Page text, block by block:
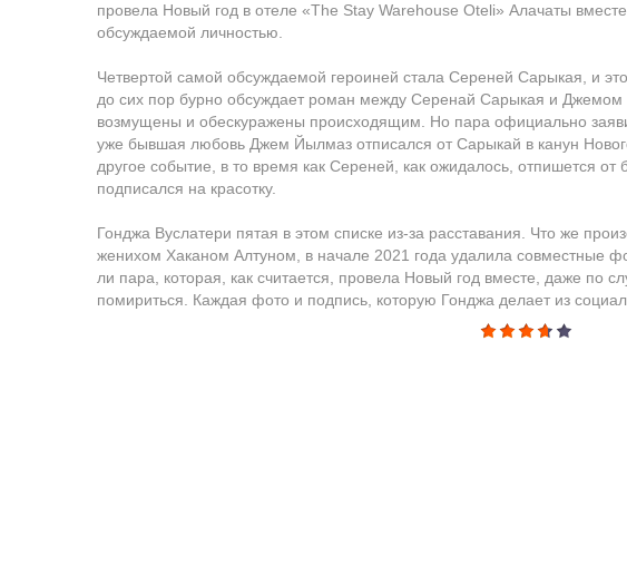
провела Новый год в отеле «The Stay Warehouse Oteli» Алачаты
обсуждаемой личностью.
Четвертой самой обсуждаемой героиней стала Сереней Сарыкая, и
до сих пор бурно обсуждает роман между Серенай Сарыкая и Джемом
возмущены и обескуражены происходящим. Но пара официально
уже бывшая любовь Джем Йылмаз отписался от Сарыкай в канун
другое событие, в то время как Сереней, как ожидалось, отпишется
подписался на красотку.
Гонджа Вуслатери пятая в этом списке из-за расставания. Что же
женихом Хаканом Алтуном, в начале 2021 года удалила совместные
ли пара, которая, как считается, провела Новый год вместе, даже по
помириться. Каждая фото и подпись, которую Гонджа делает из